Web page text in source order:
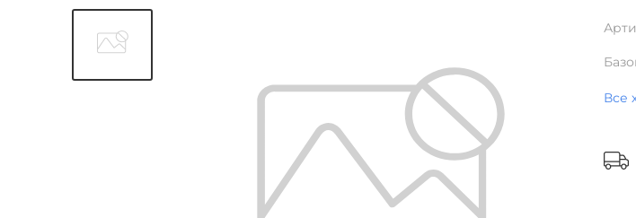
Все